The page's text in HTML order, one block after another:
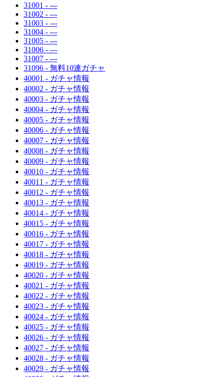
31001 - ---
31002 - ---
31003 - ---
31004 - ---
31005 - ---
31006 - ---
31007 - ---
31096 - 無料10連ガチャ
40001 - ガチャ情報
40002 - ガチャ情報
40003 - ガチャ情報
40004 - ガチャ情報
40005 - ガチャ情報
40006 - ガチャ情報
40007 - ガチャ情報
40008 - ガチャ情報
40009 - ガチャ情報
40010 - ガチャ情報
40011 - ガチャ情報
40012 - ガチャ情報
40013 - ガチャ情報
40014 - ガチャ情報
40015 - ガチャ情報
40016 - ガチャ情報
40017 - ガチャ情報
40018 - ガチャ情報
40019 - ガチャ情報
40020 - ガチャ情報
40021 - ガチャ情報
40022 - ガチャ情報
40023 - ガチャ情報
40024 - ガチャ情報
40025 - ガチャ情報
40026 - ガチャ情報
40027 - ガチャ情報
40028 - ガチャ情報
40029 - ガチャ情報